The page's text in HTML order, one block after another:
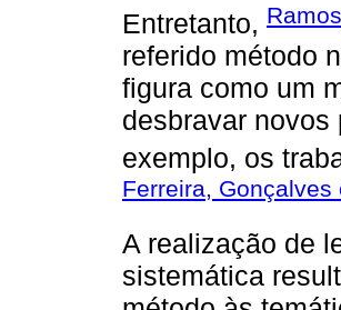
Entretanto,
referido método
figura como um
desbravar
exemplo, os
Ferreira,
A realização de
sistemática